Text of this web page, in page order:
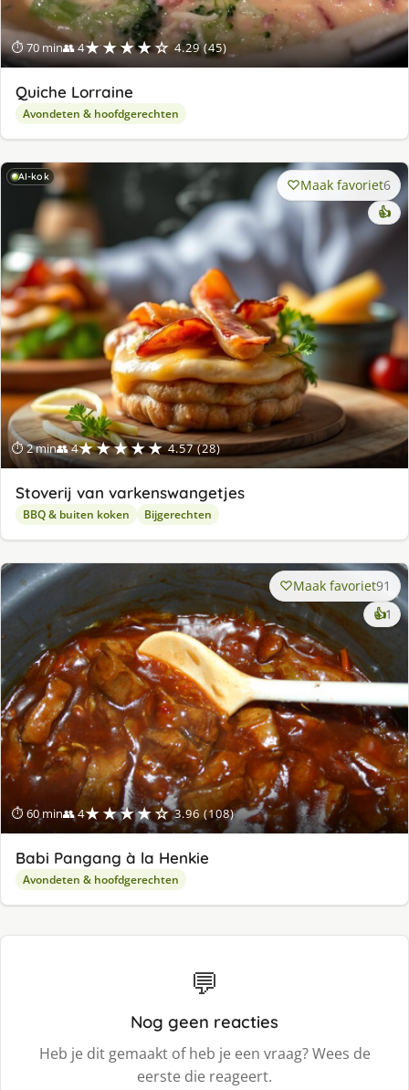
⏱ 70 min👥 4★★★★☆ 4.29 (45)
Quiche Lorraine
Avondeten & hoofdgerechten
AI-kok
⏱ 2 min👥 4★★★★★ 4.57 (28)
Maak favoriet6
👍
Stoverij van varkenswangetjes
BBQ & buiten koken Bijgerechten
⏱ 60 min👥 4★★★★☆ 3.96 (108)
Maak favoriet91
👍1
Babi Pangang à la Henkie
Avondeten & hoofdgerechten
💬
Nog geen reacties
Heb je dit gemaakt of heb je een vraag? Wees de
eerste die reageert.